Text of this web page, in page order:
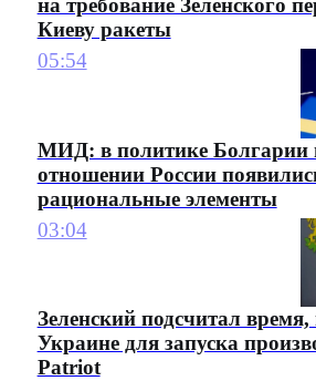
на требование Зеленского
Киеву ракеты
05:54
МИД: в политике Болгарии
отношении России
рациональные элементы
03:04
Зеленский подсчитал
Украине для запуска
Patriot